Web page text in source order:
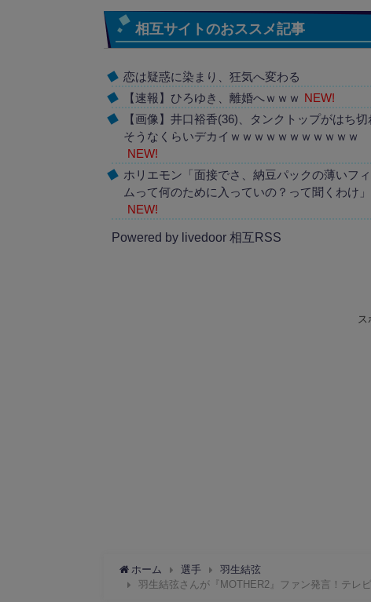
相互サイトのおススメ記事
恋は疑惑に染まり、狂気へ変わる
【速報】ひろゆき、離婚へｗｗｗ
NEW!
【画像】井口裕香(36)、タンクトップがはち切
そうなくらいデカイｗｗｗｗｗｗｗｗｗｗｗ
NEW!
ホリエモン「面接でさ、納豆パックの薄いフ
ムって何のために入っていの？って聞くわけ」
NEW!
Powered by livedoor 相互RSS
ス
ホーム 選手
羽生結弦
羽生結弦さんが『MOTHER2』ファン発言！テレ